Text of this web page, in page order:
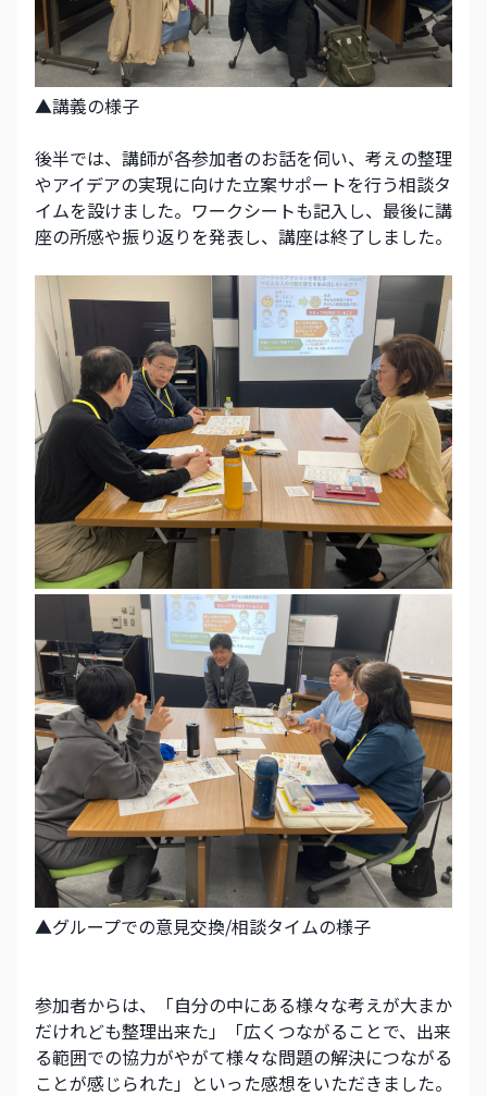
▲講義の様子
後半では、講師が各参加者のお話を伺い、考えの整理
やアイデアの実現に向けた立案サポートを行う相談タ
イムを設けました。ワークシートも記入し、最後に講
座の所感や振り返りを発表し、講座は終了しました。
▲グループでの意見交換/相談タイムの様子
参加者からは、「自分の中にある様々な考えが大まか
だけれども整理出来た」「広くつながることで、出来
る範囲での協力がやがて様々な問題の解決につながる
ことが感じられた」といった感想をいただきました。